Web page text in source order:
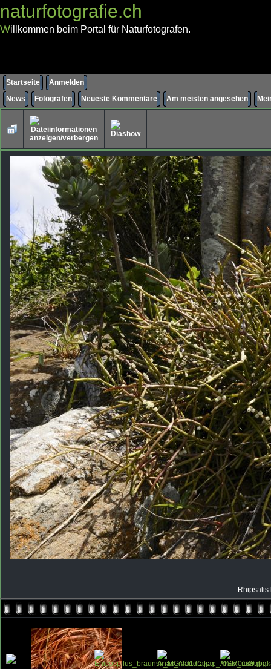
naturfotografie.ch
Willkommen beim Portal für Naturfotografen.
Startseite
Anmelden
News
Fotografen Neueste Kommentare Am meisten angesehen
Rhipsalis